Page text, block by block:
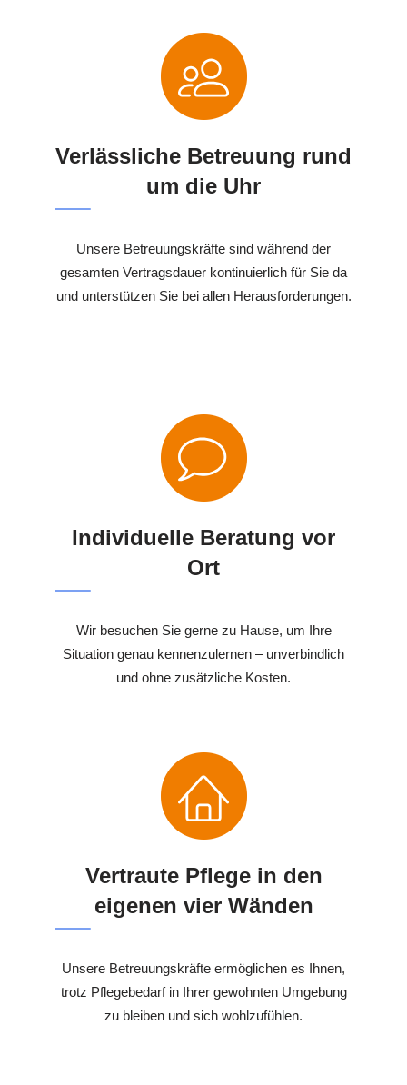
Verlässliche Betreuung rund
um die Uhr
Unsere Betreuungskräfte sind während der
gesamten Vertragsdauer kontinuierlich für Sie da
und unterstützen Sie bei allen Herausforderungen.
Individuelle Beratung vor
Ort
Wir besuchen Sie gerne zu Hause, um Ihre
Situation genau kennenzulernen – unverbindlich
und ohne zusätzliche Kosten.
Vertraute Pflege in den
eigenen vier Wänden
Unsere Betreuungskräfte ermöglichen es Ihnen,
trotz Pflegebedarf in Ihrer gewohnten Umgebung
zu bleiben und sich wohlzufühlen.